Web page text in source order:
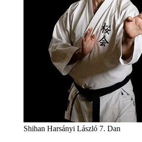
Shihan Harsányi László 7. Dan